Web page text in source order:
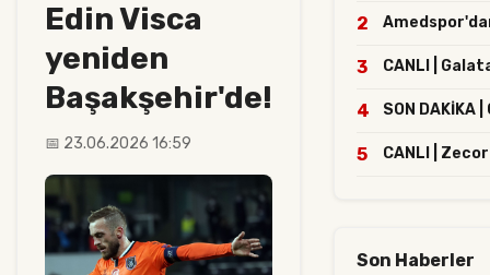
Edin Visca
yeniden
Başakşehir'de!
📅 23.06.2026 16:59
2
3 CANLI |
4 SON
5 CANLI |
Son Haberler